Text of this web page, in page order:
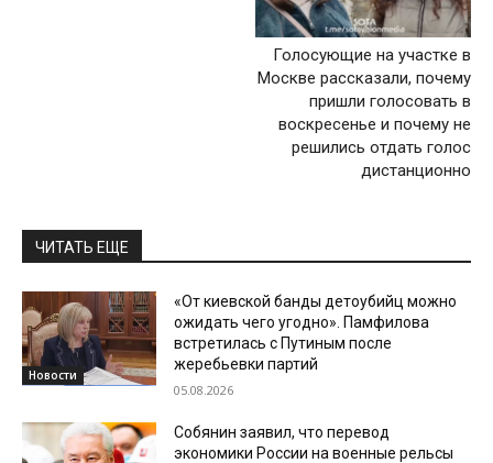
Голосующие на участке в
Москве рассказали, почему
пришли голосовать в
воскресенье и почему не
решились отдать голос
дистанционно
ЧИТАТЬ ЕЩЕ
Новости
«От киевской банды детоубийц можно
ожидать чего угодно». Памфилова
встретилась с Путиным после
жеребьевки партий
05.08.2026
Собянин заявил, что перевод
экономики России на военные рельсы